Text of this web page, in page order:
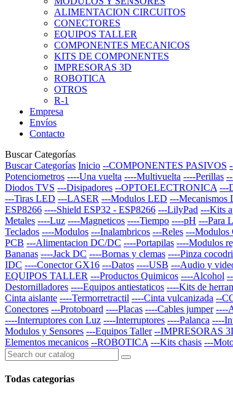
ALIMENTACION CIRCUITOS
CONECTORES
EQUIPOS TALLER
COMPONENTES MECANICOS
KITS DE COMPONENTES
IMPRESORAS 3D
ROBOTICA
OTROS
R-1
Empresa
Envíos
Contacto
Buscar Categorías
Buscar Categorías Inicio --COMPONENTES PASIVOS
Potenciometros ----Una vuelta ----Multivuelta ----Perillas
Diodos TVS ---Disipadores --OPTOELECTRONICA ---
---Tiras LED ---LASER ---Modulos LED ---Mecanismos
ESP8266 ----Shield ESP32 - ESP8266 ---LilyPad ---Kits
Metales ----Luz ----Magneticos ----Tiempo ----pH ---Para
Teclados ----Modulos ---Inalambricos ---Reles ---Modulos
PCB ---Alimentacion DC/DC ----Portapilas ----Modulos
Bananas ----Jack DC ----Bornas y clemas ----Pinza
IDC ----Conector GX16 ---Datos ----USB ---Audio y
EQUIPOS TALLER ---Productos Quimicos ----Alcohol
Destornilladores ----Equipos antiestaticos ----Kits de
Cinta aislante ----Termorretractil ----Cinta vulcanizada --
Conectores ---Protoboard ----Placas ----Cables jumper ----
----Interruptores con Luz ----Interruptores ----Palanca ----
Modulos y Sensores ---Equipos Taller --IMPRESORAS
Elementos mecanicos --ROBOTICA ---Kits chasis ---
Todas categorias